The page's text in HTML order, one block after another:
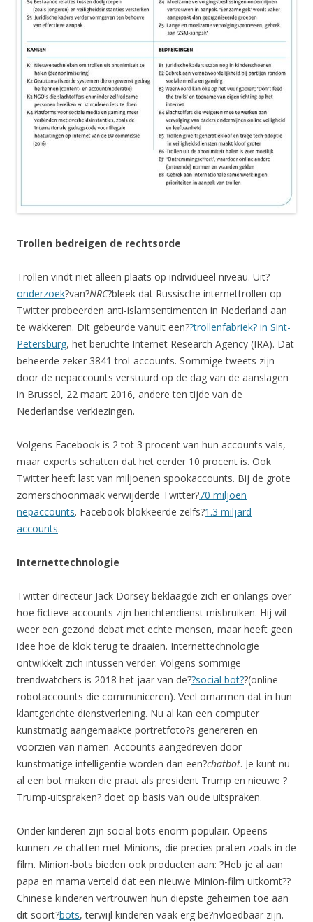
Trollen bedreigen de rechtsorde
Trollen vindt niet alleen plaats op individueel niveau. Uit?
onderzoek?van?NRC?bleek dat Russische internettrollen op
Twitter probeerden anti-islamsentimenten in Nederland aan
te wakkeren. Dit gebeurde vanuit een??trollenfabriek? in Sint-
Petersburg, het beruchte Internet Research Agency (IRA). Dat
beheerde zeker 3841 trol-accounts. Sommige tweets zijn
door de nepaccounts verstuurd op de dag van de aanslagen
in Brussel, 22 maart 2016, andere ten tijde van de
Nederlandse verkiezingen.
Volgens Facebook is 2 tot 3 procent van hun accounts vals,
maar experts schatten dat het eerder 10 procent is. Ook
Twitter heeft last van miljoenen spookaccounts. Bij de grote
zomerschoonmaak verwijderde Twitter?70 miljoen
nepaccounts. Facebook blokkeerde zelfs?1.3 miljard
accounts.
Internettechnologie
Twitter-directeur Jack Dorsey beklaagde zich er onlangs over
hoe fictieve accounts zijn berichtendienst misbruiken. Hij wil
weer een gezond debat met echte mensen, maar heeft geen
idee hoe de klok terug te draaien. Internettechnologie
ontwikkelt zich intussen verder. Volgens sommige
trendwatchers is 2018 het jaar van de??social bot??(online
robotaccounts die communiceren). Veel omarmen dat in hun
klantgerichte dienstverlening. Nu al kan een computer
kunstmatig aangemaakte portretfoto?s genereren en
voorzien van namen. Accounts aangedreven door
kunstmatige intelligentie worden dan een?chatbot. Je kunt nu
al een bot maken die praat als president Trump en nieuwe ?
Trump-uitspraken? doet op basis van oude uitspraken.
Onder kinderen zijn social bots enorm populair. Opeens
kunnen ze chatten met Minions, die precies praten zoals in de
film. Minion-bots bieden ook producten aan: ?Heb je al aan
papa en mama verteld dat een nieuwe Minion-film uitkomt??
Chinese kinderen vertrouwen hun diepste geheimen toe aan
dit soort?bots, terwijl kinderen vaak erg be?nvloedbaar zijn.